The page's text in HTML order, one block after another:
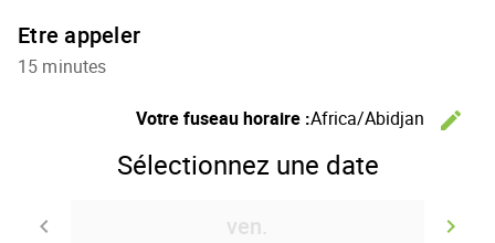
Etre appeler
15 minutes
Votre fuseau horaire :Africa/Abidjan edit
Sélectionnez une date
keyboard_arrow_left keyboard_arrow_right
ven.